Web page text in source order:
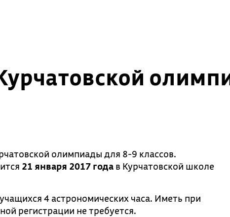
олимпиады для 8-9 классов.
21 января 2017 года в Курчатовской школе
4 астрономических часа. Иметь при
регистрации не требуется.